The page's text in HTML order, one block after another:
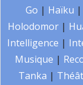
Go | Haïku |
Holodomor |
Intelligence |
Musique |
Tanka |